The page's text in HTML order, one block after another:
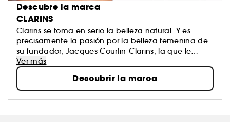
Descubre la marca
CLARINS
Clarins se toma en serio la belleza natural. Y es
precisamente la pasión por la belleza femenina de
su fundador, Jacques Courtin-Clarins, la que le
inspiró para abrir el primer Instituto de Clarins en
París hace más de medio siglo. Como líder en
tratamientos de lujo, Clarins trabaja sin descanso
para dar a cada mujer lo mejor de la naturaleza
aprovechando sus mejores principios activos. A
Ver más
Descubrir la marca